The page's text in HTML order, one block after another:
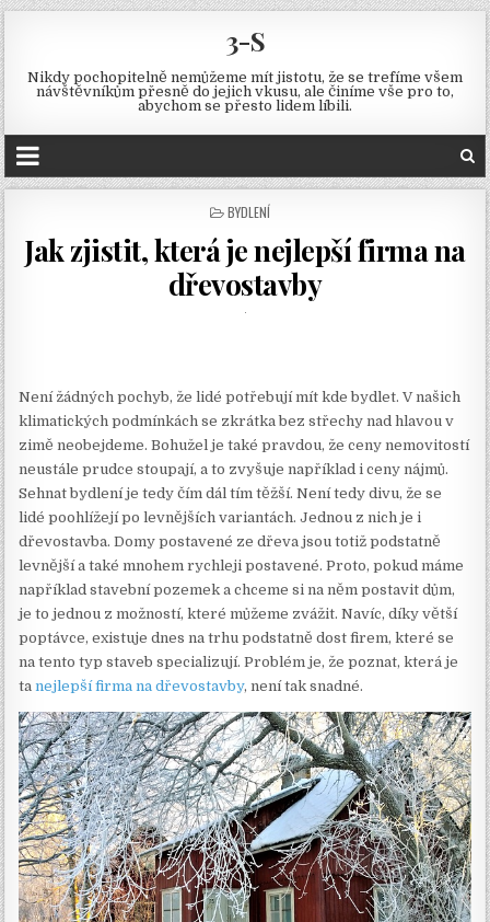
3-S
Nikdy pochopitelně nemůžeme mít jistotu, že se trefíme všem
návštěvníkům přesně do jejich vkusu, ale činíme vše pro to,
abychom se přesto lidem líbili.
POSTED
BYDLENÍ
Jak zjistit, která je nejlepší firma na
dřevostavby
Není žádných pochyb, že lidé potřebují mít kde bydlet. V našich
klimatických podmínkách se zkrátka bez střechy nad hlavou v
zimě neobejdeme. Bohužel je také pravdou, že ceny nemovitostí
neustále prudce stoupají, a to zvyšuje například i ceny nájmů.
Sehnat bydlení je tedy čím dál tím těžší. Není tedy divu, že se
lidé poohlížejí po levnějších variantách.Jednou z nich je i
dřevostavba. Domy postavené ze dřeva jsou totiž podstatně
levnější a také mnohem rychleji postavené. Proto, pokud máme
například stavební pozemek a chceme si na něm postavit dům,
je to jednou z možností, které můžeme zvážit. Navíc, díky větší
poptávce, existuje dnes na trhu podstatně dost firem, které se
na tento typ staveb specializují. Problém je, že poznat, která je
tanejlepší firma na dřevostavby, není tak snadné.